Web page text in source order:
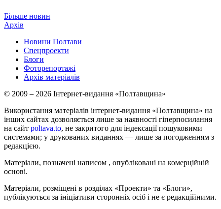
Більше новин
Архів
Новини Полтави
Спецпроекти
Блоги
Фоторепортажі
Архів матеріалів
© 2009 – 2026 Інтернет-видання «Полтавщина»
Використання матеріалів інтернет-видання «Полтавщина» на
інших сайтах дозволяється лише за наявності гіперпосилання
на сайт poltava.to, не закритого для індексації пошуковими
системами; у друкованих виданнях — лише за погодженням з
редакцією.
Матеріали, позначені написом , опубліковані на комерційній
основі.
Матеріали, розміщені в розділах «Проекти» та «Блоги»,
публікуються за ініціативи сторонніх осіб і не є редакційними.